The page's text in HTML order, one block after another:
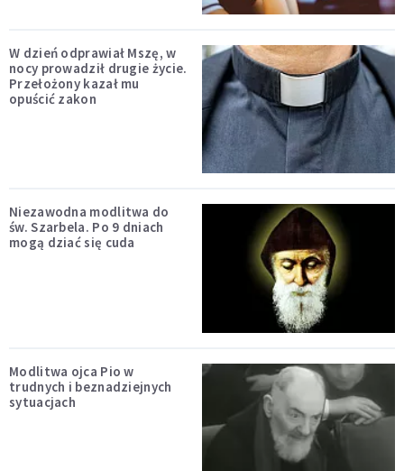
W dzień odprawiał Mszę, w
nocy prowadził drugie życie.
Przełożony kazał mu
opuścić zakon
Niezawodna modlitwa do
św. Szarbela. Po 9 dniach
mogą dziać się cuda
Modlitwa ojca Pio w
trudnych i beznadziejnych
sytuacjach